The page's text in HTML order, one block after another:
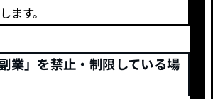
ます。
業」を禁止・制限している場